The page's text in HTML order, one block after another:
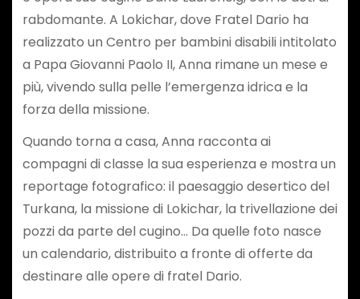
rabdomante. A Lokichar, dove Fratel Dario ha
realizzato un Centro per bambini disabili intitolato
a Papa Giovanni Paolo II, Anna rimane un mese e
più, vivendo sulla pelle l’emergenza idrica e la
forza della missione.
Quando torna a casa, Anna racconta ai
compagni di classe la sua esperienza e mostra un
reportage fotografico: il paesaggio desertico del
Turkana, la missione di Lokichar, la trivellazione dei
pozzi da parte del cugino… Da quelle foto nasce
un calendario, distribuito a fronte di offerte da
destinare alle opere di fratel Dario.